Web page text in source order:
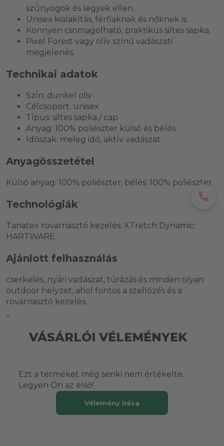
szúnyogok és legyek ellen.
Unisex kialakítás, férfiaknak és nőknek is.
Könnyen csomagolható, praktikus siltes sapka.
Pixel Forest vagy olív színű vadászati
megjelenés.
Technikai adatok
Szín: dunkel oliv
Célcsoport: unisex
Típus: siltes sapka / cap
Anyag: 100% poliészter külső és bélés
Időszak: meleg idő, aktív vadászat
Anyagösszetétel
Külső anyag: 100% poliészter; bélés: 100% poliészter.
Technológiák
Tanatex rovarriasztó kezelés; XTretch Dynamic;
HARTWARE.
Ajánlott felhasználás
cserkelés, nyári vadászat, túrázás és minden olyan
outdoor helyzet, ahol fontos a szellőzés és a
rovarriasztó kezelés.
"
VÁSÁRLÓI VÉLEMÉNYEK
Ezt a terméket még senki nem értékelte.
Legyen Ön az első!
Vélemény írása
call